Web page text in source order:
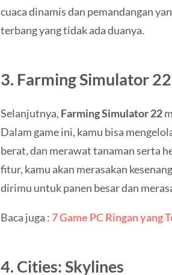
cuaca dinamis dan pemandangan
terbang yang tidak ada duanya.
3. Farming Simulator 22
Selanjutnya, Farming Simulator 22
Dalam game ini, kamu bisa
berat, dan merawat tanaman serta
fitur, kamu akan merasakan
dirimu untuk panen besar dan
Baca juga : 7 Game PC Ringan yang
4. Cities: Skylines